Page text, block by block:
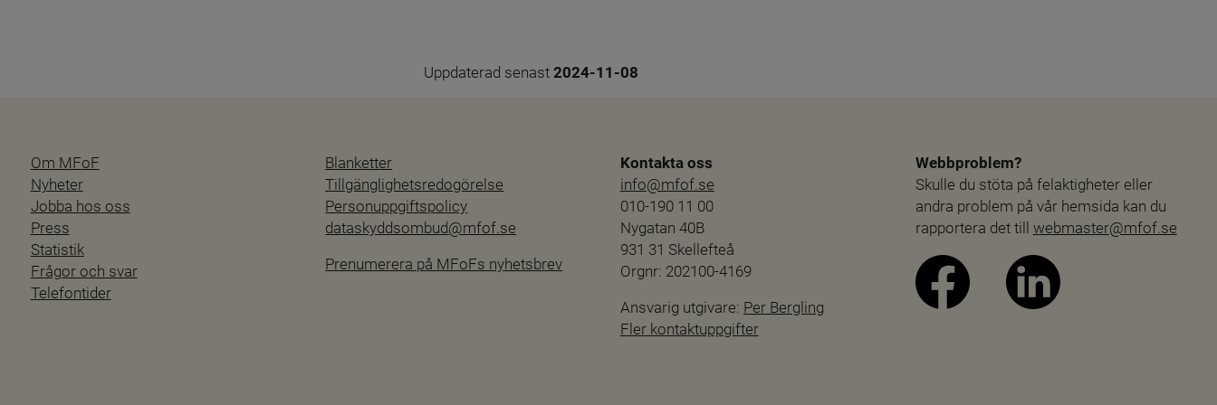
Uppdaterad senast 2024-11-08
Om MFoF
Nyheter
Jobba hos oss
Press
Statistik
Frågor och svar
Telefontider
Blanketter
Tillgänglighetsredogörelse
Personuppgiftspolicy
dataskyddsombud@mfof.se
Prenumerera på MFoFs nyhetsbrev
Kontakta oss
info@mfof.se
010-190 11 00
Nygatan 40B
931 31 Skellefteå
Orgnr: 202100-4169
Ansvarig utgivare: Per Bergling
Fler kontaktuppgifter
Webbproblem?
Skulle du stöta på felaktigheter eller
andra problem på vår hemsida kan du
rapportera det till webmaster@mfof.se